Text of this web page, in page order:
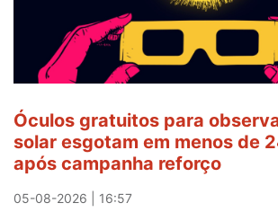
ser
o
quarto
a
a
meta
em
Sintra
Óculos gratuitos para
solar esgotam em menos de
após campanha reforço
05-08-2026 | 16:57